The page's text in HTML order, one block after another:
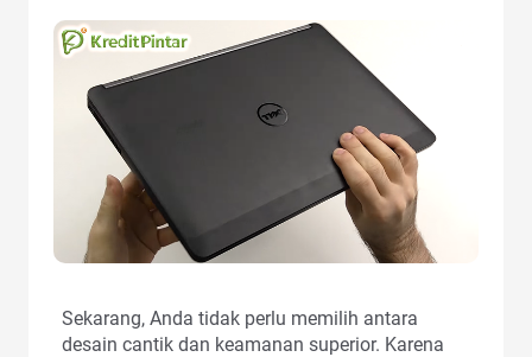
Sekarang, Anda tidak perlu memilih antara
desain cantik dan keamanan superior. Karena